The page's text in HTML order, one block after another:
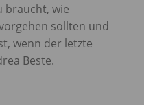
braucht, wie
sollten und
wenn der letzte
Beste.